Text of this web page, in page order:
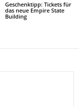
Geschenktipp: Tickets für
das neue Empire State
Building